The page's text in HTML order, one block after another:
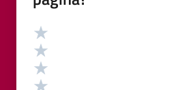
Valutazione